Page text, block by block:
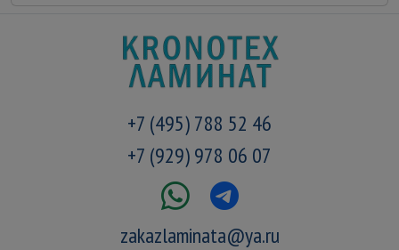
+7 (495) 788 52 46
+7 (929) 978 06 07
zakazlaminata@ya.ru